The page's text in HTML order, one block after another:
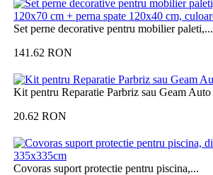
Set perne decorative pentru mobilier paleti,...
141.62 RON
Kit pentru Reparatie Parbriz sau Geam Auto
20.62 RON
Covoras suport protectie pentru piscina,...